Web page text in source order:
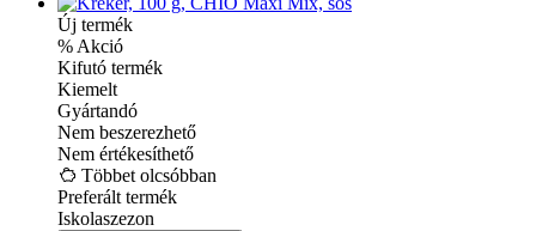
Új termék
% Akció
Kifutó termék
Kiemelt
Gyártandó
Nem beszerezhető
Nem értékesíthető
Többet olcsóbban
Preferált termék
Iskolaszezon